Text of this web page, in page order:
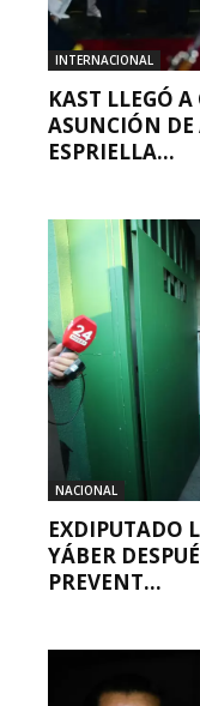
INTERNACIONAL
KAST LLEGÓ
ASUNCIÓN DE
ESPRIELLA...
NACIONAL
EXDIPUTADO
YÁBER
PREVENT...